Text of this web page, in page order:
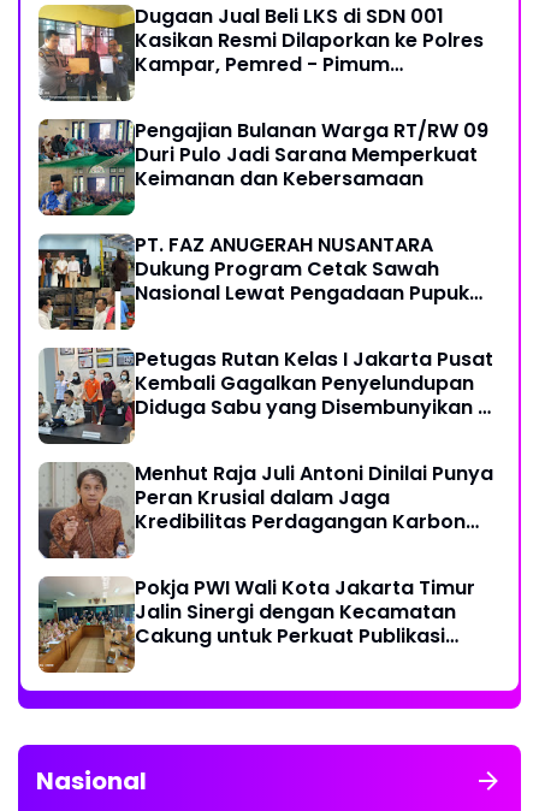
Dugaan Jual Beli LKS di SDN 001
Kasikan Resmi Dilaporkan ke Polres
Kampar, Pemred - Pimum
Pengajian Bulanan Warga RT/RW 09
Duri Pulo Jadi Sarana Memperkuat
Keimanan dan Kebersamaan
PT. FAZ ANUGERAH NUSANTARA
Dukung Program Cetak Sawah
Nasional Lewat Pengadaan Pupuk
Petugas Rutan Kelas I Jakarta Pusat
Kembali Gagalkan Penyelundupan
Diduga Sabu yang Disembunyikan di
Menhut Raja Juli Antoni Dinilai Punya
Peran Krusial dalam Jaga
Kredibilitas Perdagangan Karbon
Pokja PWI Wali Kota Jakarta Timur
Jalin Sinergi dengan Kecamatan
Cakung untuk Perkuat Publikasi
Nasional